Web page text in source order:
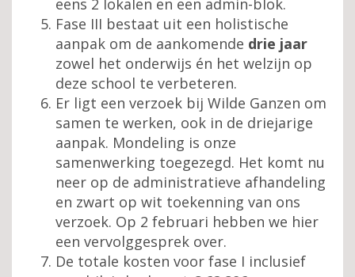
eens 2 lokalen en een admin-blok.
Fase III bestaat uit een holistische
aanpak om de aankomende drie jaar
zowel het onderwijs én het welzijn op
deze school te verbeteren.
Er ligt een verzoek bij Wilde Ganzen om
samen te werken, ook in de driejarige
aanpak. Mondeling is onze
samenwerking toegezegd. Het komt nu
neer op de administratieve afhandeling
en zwart op wit toekenning van ons
verzoek. Op 2 februari hebben we hier
een vervolggesprek over.
De totale kosten voor fase I inclusief